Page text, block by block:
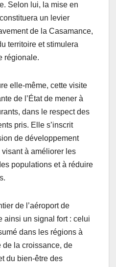
Selon lui, la mise en
un levier
de la Casamance,
territoire et stimulera
régionale.
elle-même, cette visite
de l’État de mener à
dans le respect des
pris. Elle s’inscrit
de développement
à améliorer les
populations et à réduire
de l’aéroport de
ainsi un signal fort : celui
dans les régions à
de la croissance, de
du bien-être des